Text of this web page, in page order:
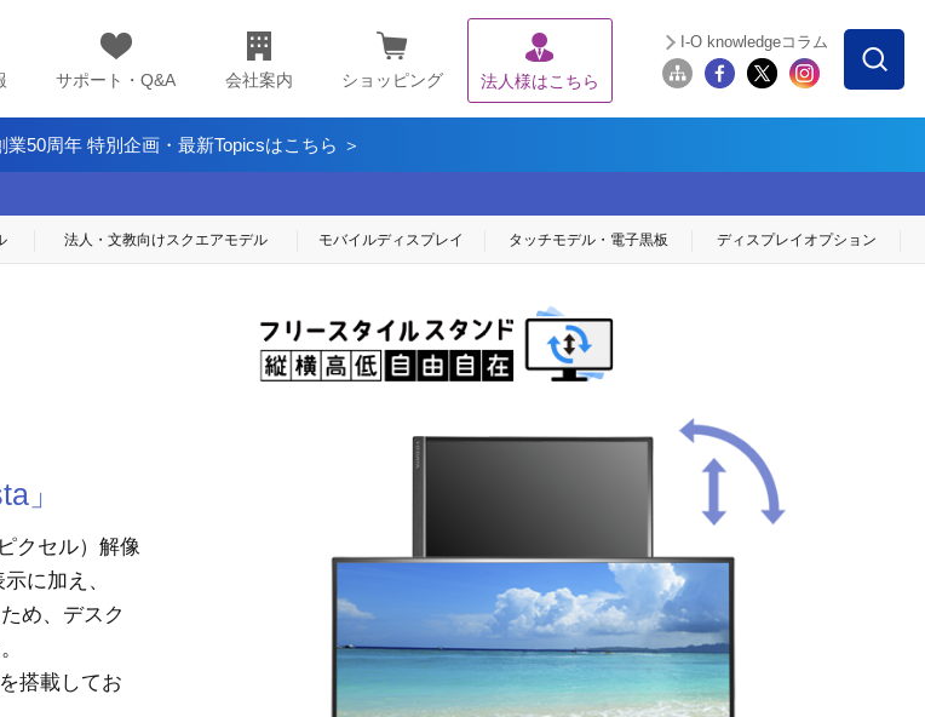
サポート・Q&A 会社案内 ショッピング 法人様はこちら
I-O knowledgeコラム
業50周年 特別企画・最新Topicsはこちら ＞
法人・文教向けスクエアモデル モバイルディスプレイ タッチモデル・ 電子黒板 ディスプレイ オプション
」
クセル）解像
に加え、
め、デスク
搭載してお